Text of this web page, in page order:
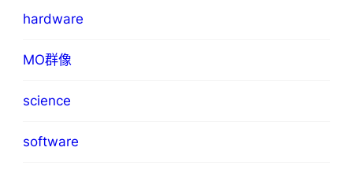
hardware
MO群像
science
software